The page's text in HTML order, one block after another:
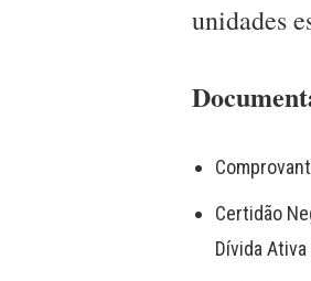
unidades
Certidão
Dívida